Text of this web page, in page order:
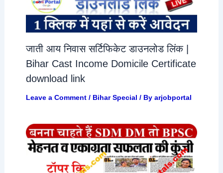
जाती आय निवास सर्टिफिकेट डाउनलोड लिंक |
Bihar Cast Income Domicile Certificate
download link
Leave a Comment / Bihar Special / By arjobportal